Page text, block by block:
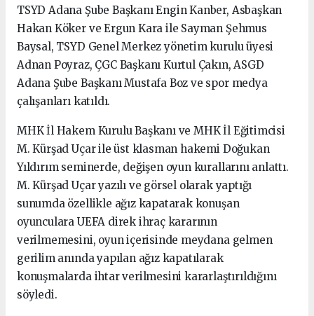
TSYD Adana Şube Başkanı Engin Kanber, Asbaşkan
Hakan Köker ve Ergun Kara ile Sayman Şehmus
Baysal, TSYD Genel Merkez yönetim kurulu üyesi
Adnan Poyraz, ÇGC Başkanı Kurtul Çakın, ASGD
Adana Şube Başkanı Mustafa Boz ve spor medya
çalışanları katıldı.
MHK İl Hakem Kurulu Başkanı ve MHK İl Eğitimcisi
M. Kürşad Uçar ile üst klasman hakemi Doğukan
Yıldırım seminerde, değişen oyun kurallarını anlattı.
M. Kürşad Uçar yazılı ve görsel olarak yaptığı
sunumda özellikle ağız kapatarak konuşan
oyunculara UEFA direk ihraç kararının
verilmemesini, oyun içerisinde meydana gelmen
gerilim anında yapılan ağız kapatılarak
konuşmalarda ihtar verilmesini kararlaştırıldığını
söyledi.